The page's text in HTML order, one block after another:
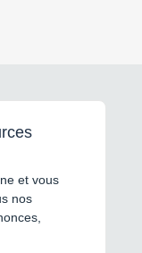
et vous
nos